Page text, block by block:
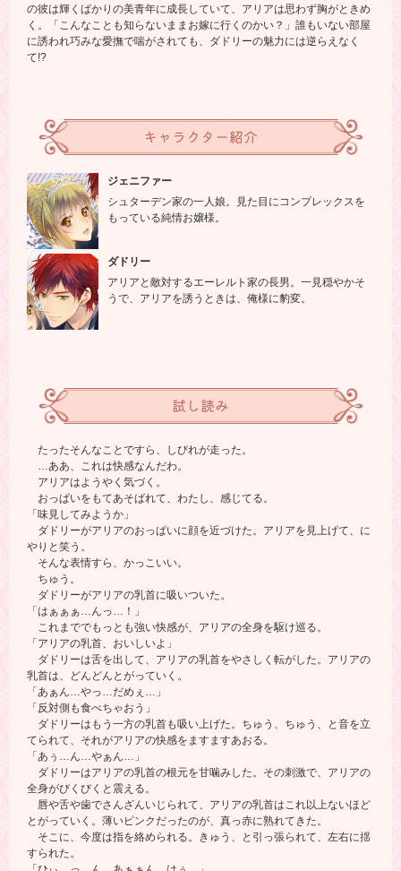
の彼は輝くばかりの美青年に成長していて、アリアは思わず胸がときめ
く。「こんなことも知らないままお嫁に行くのかい？」誰もいない部屋
に誘われ巧みな愛撫で喘がされても、ダドリーの魅力には逆らえなく
て!?
キャラクター紹介
ジェニファー
シュターデン家の一人娘。見た目にコンプレックスを
もっている純情お嬢様。
ダドリー
アリアと敵対するエーレルト家の長男。一見穏やかそ
うで、アリアを誘うときは、俺様に豹変。
試し読み
たったそんなことですら、しびれが走った。
…ああ、これは快感なんだわ。
アリアはようやく気づく。
おっぱいをもてあそばれて、わたし、感じてる。
「味見してみようか」
ダドリーがアリアのおっぱいに顔を近づけた。アリアを見上げて、に
やりと笑う。
そんな表情すら、かっこいい。
ちゅう。
ダドリーがアリアの乳首に吸いついた。
「はぁぁぁ…んっ…！」
これまででもっとも強い快感が、アリアの全身を駆け巡る。
「アリアの乳首、おいしいよ」
ダドリーは舌を出して、アリアの乳首をやさしく転がした。アリアの
乳首は、どんどんとがっていく。
「あぁん…やっ…だめぇ…」
「反対側も食べちゃおう」
ダドリーはもう一方の乳首も吸い上げた。ちゅう、ちゅう、と音を立
てられて、それがアリアの快感をますますあおる。
「あぅ…ん…やぁん…」
ダドリーはアリアの乳首の根元を甘噛みした。その刺激で、アリアの
全身がびくびくと震える。
唇や舌や歯でさんざんいじられて、アリアの乳首はこれ以上ないほど
とがっていく。薄いピンクだったのが、真っ赤に熟れてきた。
そこに、今度は指を絡められる。きゅう、と引っ張られて、左右に揺
すられた。